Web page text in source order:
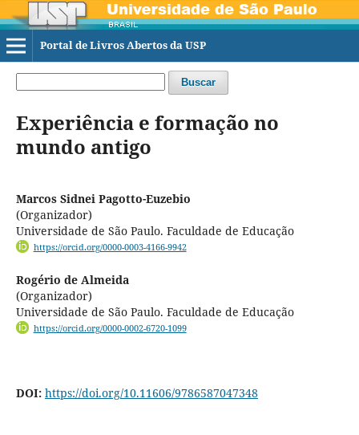
Portal de Livros Abertos da USP
Buscar
Experiência e formação no
mundo antigo
Marcos Sidnei Pagotto-Euzebio
(Organizador)
Universidade de São Paulo. Faculdade de Educação
https://orcid.org/0000-0003-4166-9942
Rogério de Almeida
(Organizador)
Universidade de São Paulo. Faculdade de Educação
https://orcid.org/0000-0002-6720-1099
DOI: https://doi.org/10.11606/9786587047348